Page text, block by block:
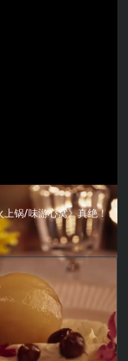
上锅/味游心窝》真绝！